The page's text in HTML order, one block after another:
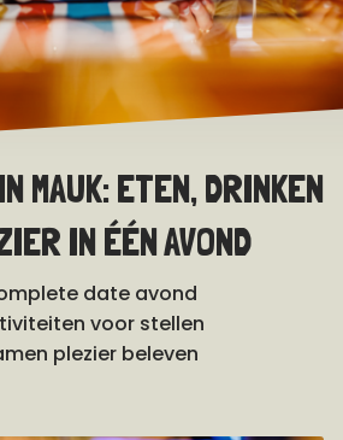
MAUK: ETEN, DRINKEN
IN ÉÉN AVOND
date avond
voor stellen
plezier beleven